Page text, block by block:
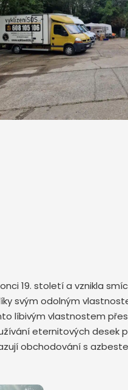
19. století a vznikla
svým odolným
líbivým vlastnostem
eternitových desek
obchodování s